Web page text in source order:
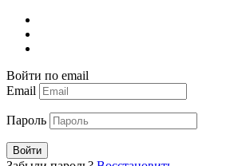
Войти по email
Email
Пароль
Войти